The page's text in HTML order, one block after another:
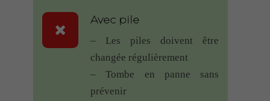
j’avais très peur que cela ne
marche pas (un échec déjà) dans
une longère avec des murs du
XVIème
siècle, portail à 30m et cela marche
Avec pile
– Les piles doivent être
changée régulièrement
– Tombe en panne sans
prévenir